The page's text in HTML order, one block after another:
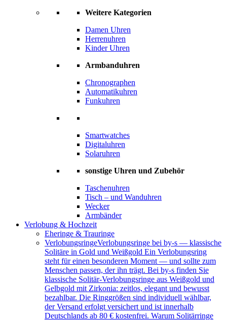
Weitere Kategorien
Damen Uhren
Herrenuhren
Kinder Uhren
Armbanduhren
Chronographen
Automatikuhren
Funkuhren
Smartwatches
Digitaluhren
Solaruhren
sonstige Uhren und Zubehör
Taschenuhren
Tisch – und Wanduhren
Wecker
Armbänder
Verlobung & Hochzeit
Eheringe & Trauringe
VerlobungsringeVerlobungsringe bei by-s — klassische
Solitäre in Gold und Weißgold Ein Verlobungsring
steht für einen besonderen Moment — und sollte zum
Menschen passen, der ihn trägt. Bei by-s finden Sie
klassische Solitär-Verlobungsringe aus Weißgold und
Gelbgold mit Zirkonia: zeitlos, elegant und bewusst
bezahlbar. Die Ringgrößen sind individuell wählbar,
der Versand erfolgt versichert und ist innerhalb
Deutschlands ab 80 € kostenfrei. Warum Solitärringe